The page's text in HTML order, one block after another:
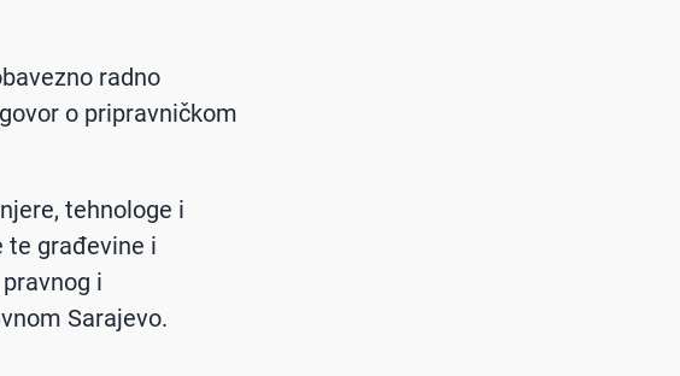
radno
o pripravničkom
tehnologe i
te građevine i
i
Sarajevo.